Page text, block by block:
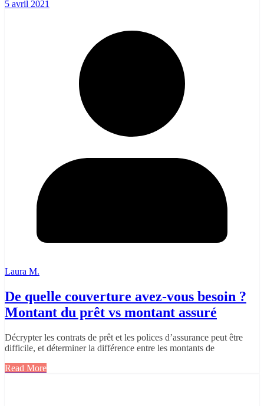
5 avril 2021
Laura M.
De quelle couverture avez-vous besoin ?
Montant du prêt vs montant assuré
Décrypter les contrats de prêt et les polices d’assurance peut être
difficile, et déterminer la différence entre les montants de
Read More